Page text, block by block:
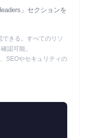
」セクションを
きる。すべてのリソ
認可能。
SEOやセキュリティの